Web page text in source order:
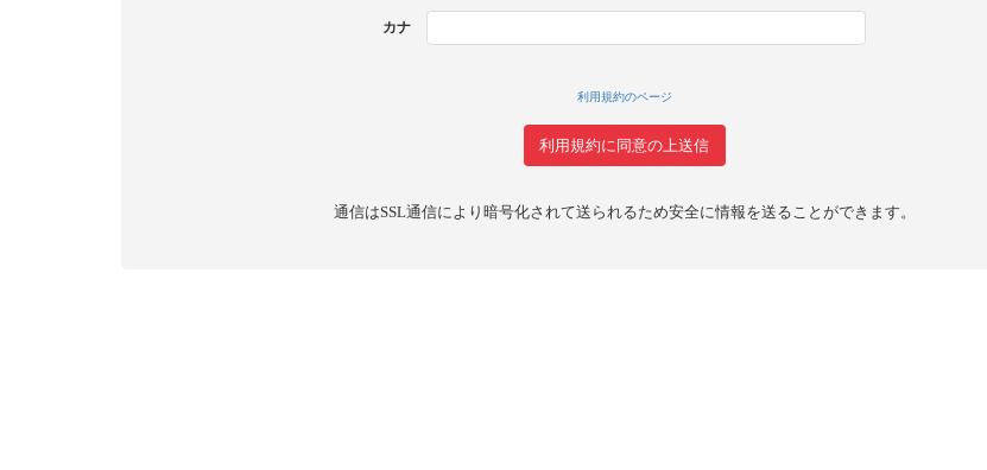
カナ
利用規約のページ
通信はSSL通信により暗号化されて送られるため安全に情報を送ることができます。